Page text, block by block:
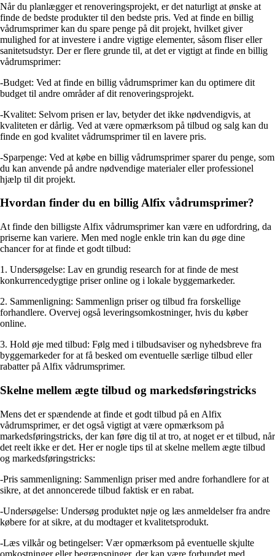
Når du planlægger et renoveringsprojekt, er det naturligt at ønske at
finde de bedste produkter til den bedste pris. Ved at finde en billig
vådrumsprimer kan du spare penge på dit projekt, hvilket giver
mulighed for at investere i andre vigtige elementer, såsom fliser eller
sanitetsudstyr. Der er flere grunde til, at det er vigtigt at finde en billig
vådrumsprimer:
-Budget: Ved at finde en billig vådrumsprimer kan du optimere dit
budget til andre områder af dit renoveringsprojekt.
-Kvalitet: Selvom prisen er lav, betyder det ikke nødvendigvis, at
kvaliteten er dårlig. Ved at være opmærksom på tilbud og salg kan du
finde en god kvalitet vådrumsprimer til en lavere pris.
-Sparpenge: Ved at købe en billig vådrumsprimer sparer du penge, som
du kan anvende på andre nødvendige materialer eller professionel
hjælp til dit projekt.
Hvordan finder du en billig Alfix vådrumsprimer?
At finde den billigste Alfix vådrumsprimer kan være en udfordring, da
priserne kan variere. Men med nogle enkle trin kan du øge dine
chancer for at finde et godt tilbud:
1. Undersøgelse: Lav en grundig research for at finde de mest
konkurrencedygtige priser online og i lokale byggemarkeder.
2. Sammenligning: Sammenlign priser og tilbud fra forskellige
forhandlere. Overvej også leveringsomkostninger, hvis du køber
online.
3. Hold øje med tilbud: Følg med i tilbudsaviser og nyhedsbreve fra
byggemarkeder for at få besked om eventuelle særlige tilbud eller
rabatter på Alfix vådrumsprimer.
Skelne mellem ægte tilbud og markedsføringstricks
Mens det er spændende at finde et godt tilbud på en Alfix
vådrumsprimer, er det også vigtigt at være opmærksom på
markedsføringstricks, der kan føre dig til at tro, at noget er et tilbud, når
det reelt ikke er det. Her er nogle tips til at skelne mellem ægte tilbud
og markedsføringstricks:
-Pris sammenligning: Sammenlign priser med andre forhandlere for at
sikre, at det annoncerede tilbud faktisk er en rabat.
-Undersøgelse: Undersøg produktet nøje og læs anmeldelser fra andre
købere for at sikre, at du modtager et kvalitetsprodukt.
-Læs vilkår og betingelser: Vær opmærksom på eventuelle skjulte
omkostninger eller begrænsninger, der kan være forbundet med